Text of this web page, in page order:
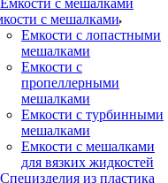
с мешалками
Емкости с лопастными
мешалками
Емкости с
пропеллерными
мешалками
Емкости с турбинными
мешалками
Емкости с мешалками
для вязких жидкостей